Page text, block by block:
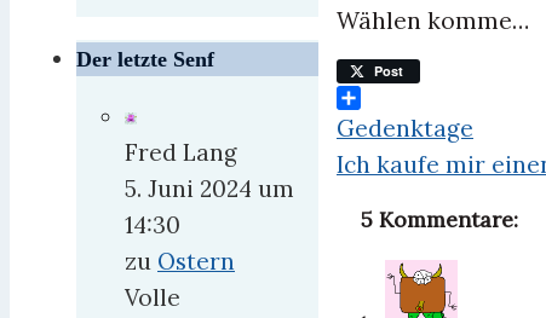
Wählen komme…
Post
Teilen
Gedenktage
Ich kaufe mir
5 Kommentare:
Der letzte Senf
Fred Lang
5. Juni 2024 um
14:30
zu Ostern
Volle